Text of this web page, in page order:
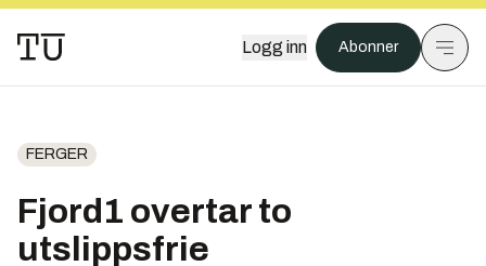
Logg inn Abonner
FERGER
Fjord1 overtar to
utslippsfrie